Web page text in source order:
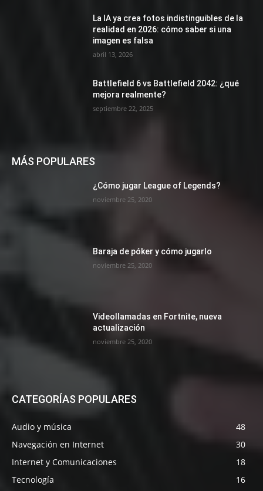
La IA ya crea fotos indistinguibles de la
realidad en 2026: cómo saber si una
imagen es falsa
abril 13, 2026
Battlefield 6 vs Battlefield 2042: ¿qué
mejora realmente?
septiembre 22, 2025
MÁS POPULARES
¿Cómo jugar League of Legends?
noviembre 25, 2020
Baraja de póker y cómo jugarlo
noviembre 25, 2020
Videollamadas en Fortnite, nueva
actualización
noviembre 25, 2020
CATEGORÍAS POPULARES
Audio y música
48
Navegación en Internet
30
Internet y Comunicaciones
18
Tecnología
16